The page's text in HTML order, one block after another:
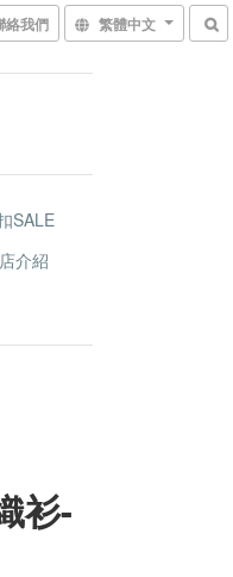
絡我們 繁體中文
SALE
介紹
衫-